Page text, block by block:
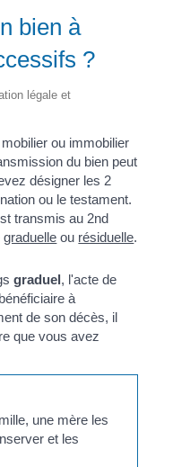
bien à
?
légale et
ou immobilier
du bien peut
désigner les 2
ou le testament.
transmis au 2nd
graduelle ou résiduelle.
graduel, l'acte de
bénéficiaire à
de son décès, il
que vous avez
une mère les
et les